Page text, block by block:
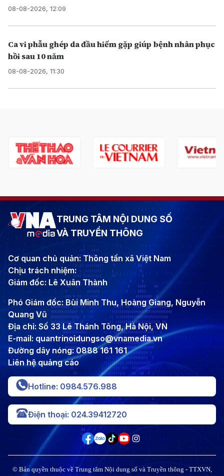
08-08-2026, 12:09
Ca vi phẫu ghép da đầu hiếm gặp giúp bệnh nhân phục
hồi sau 10 năm
08-08-2026, 11:30
TRUNG TÂM NỘI DUNG SỐ
VÀ TRUYỀN THÔNG
Cơ quan chủ quản: Thông tấn xã Việt Nam
Chịu trách nhiệm:
Giám đốc: Lê Xuân Thành
Phó Giám đốc: Bùi Minh Thu, Hoàng Giang, Nguyễn
Quang Vũ
Địa chỉ: Số 33 Lê Thánh Tông, Hà Nội, VN
E-mail: quantrinoidungso@vnamedia.vn
Đường dây nóng: 0888 161 161
Liên hệ quảng cáo
Hotline: 0984.576.988
Điện thoại: 024.39412720
© Bản quyền thuộc về Trung tâm Nội dung số và Truyền thông - TTXVN,